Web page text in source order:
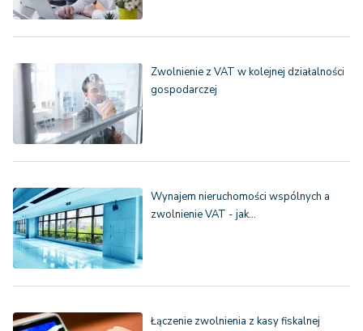
Zwolnienie z VAT w kolejnej działalności
gospodarczej
Wynajem nieruchomości wspólnych a
zwolnienie VAT - jak…
Łączenie zwolnienia z kasy fiskalnej